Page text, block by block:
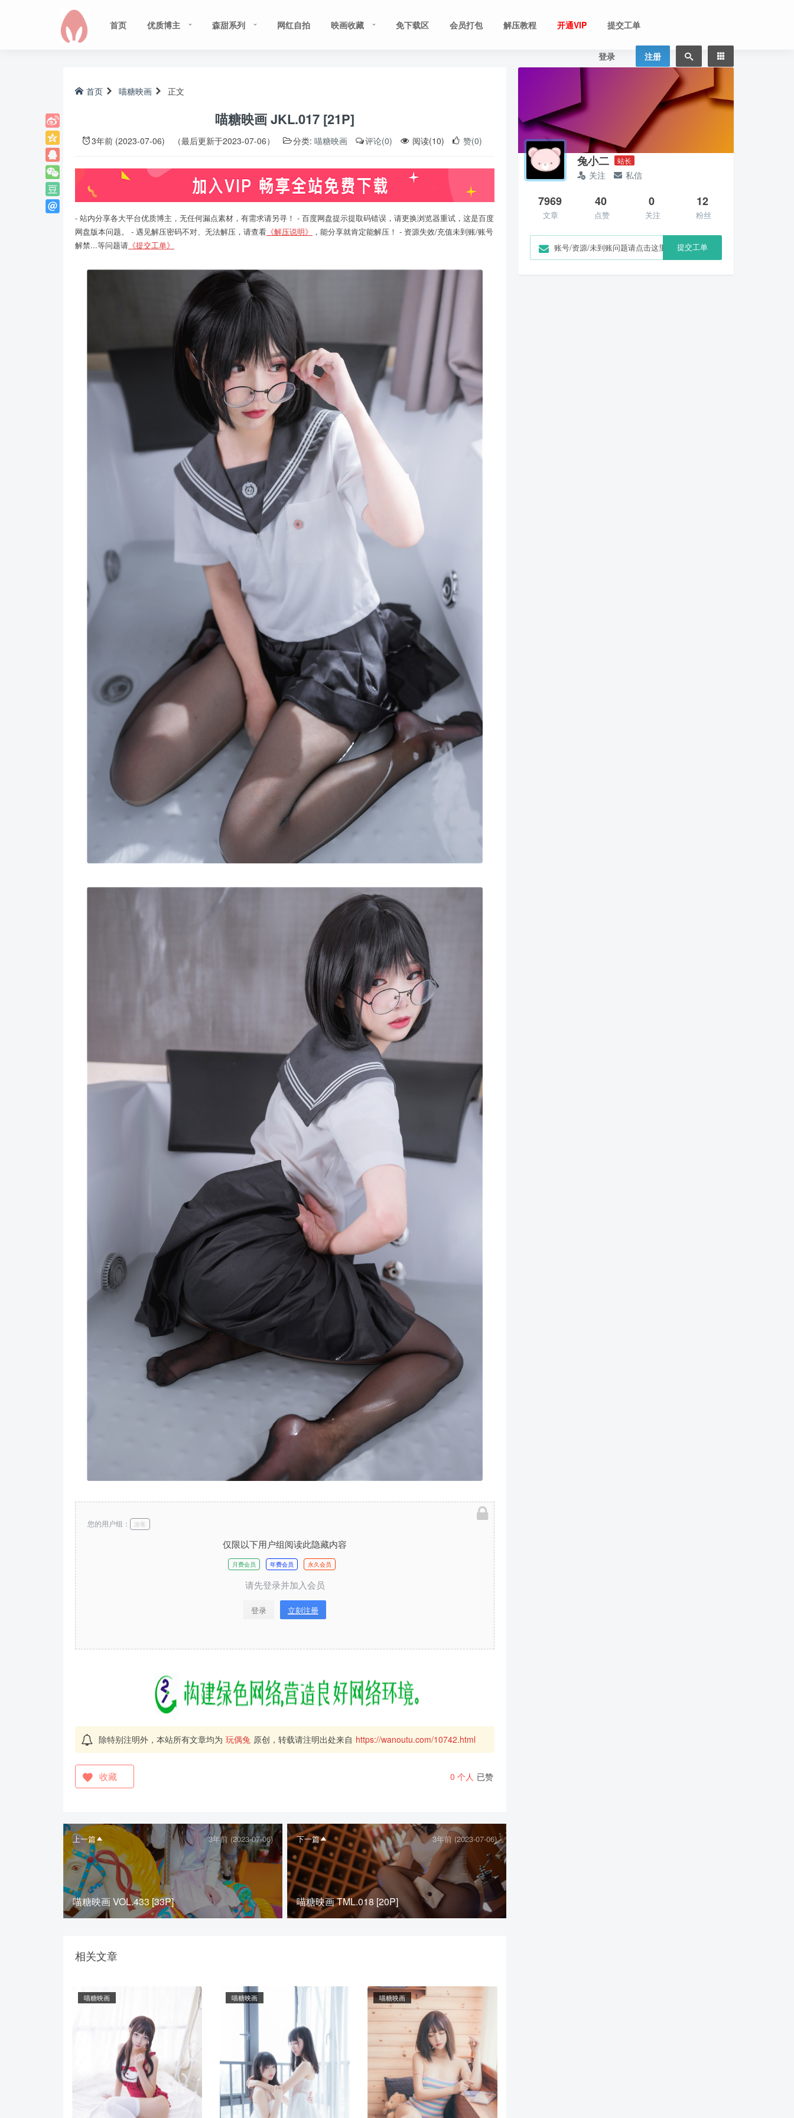
首页 优质博主 森甜系列 网红自拍 映画收藏 免下载区 会员打包 解压教程 开通VIP 提交工单
登录 注册
首页 喵糖映画 正文
喵糖映画 JKL.017 [21P]
3年前 (2023-07-06) （最后更新于2023-07-06） 分类: 喵糖映画 评论(0) 阅读(10) 赞(0)
- 站内分享各大平台优质博主，无任何漏点素材，有需求请另寻！ - 百度网盘提示提取码错误，请更换浏览器重试，这是百度
网盘版本问题。 - 遇见解压密码不对、无法解压，请查看 《解压说明》
，能分享就肯定能解压！ - 资源失效/充值未到账/账号
解禁...等问题请 《提交工单》
仅限以下用户组阅读此隐藏内容
月费会员 年费会员 永久会员
请先登录并加入会员
登录 立刻注册
您的用户组： 游客
除特别注明外，本站所有文章均为 玩偶兔 原创，转载请注明出处来自 https://wanoutu.com/10742.html
收藏 0 个人 已赞
上一篇 3年前 (2023-07-06)
喵糖映画 VOL.433 [33P]
下一篇 3年前 (2023-07-06)
喵糖映画 TML.018 [20P]
相关文章
喵糖映画 喵糖映画 喵糖映画
兔小二 站长
关注 私信
7969
文章
40
点赞
0
关注
12
粉丝
账号/资源/未到账问题请点击这里 提交工单